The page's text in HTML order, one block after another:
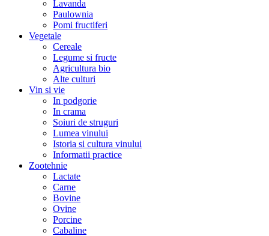
Lavanda
Paulownia
Pomi fructiferi
Vegetale
Cereale
Legume si fructe
Agricultura bio
Alte culturi
Vin si vie
In podgorie
In crama
Soiuri de struguri
Lumea vinului
Istoria si cultura vinului
Informatii practice
Zootehnie
Lactate
Carne
Bovine
Ovine
Porcine
Cabaline